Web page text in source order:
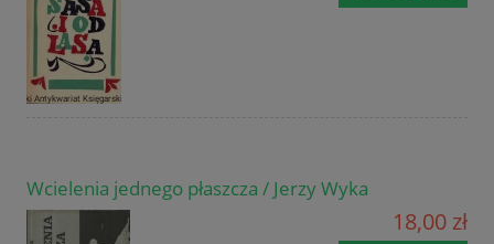
Wcielenia jednego płaszcza / Jerzy Wyka
18,00 zł